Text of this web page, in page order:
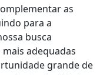
as
para a
busca
adequadas
grande de